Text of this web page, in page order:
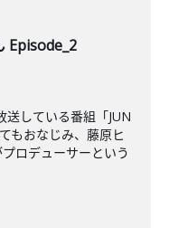
Episode_2
送している番組「JUN
もおなじみ、藤原ヒ
ロデューサーという